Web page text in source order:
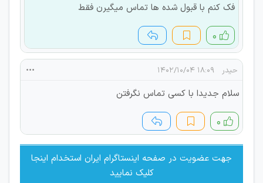
فک کنم با قبول شده ها تماس میگیرن فقط
۰
حیدر ۱۸:۰۹ ۱۴۰۲/۱۰/۰۴
سلام جدیدا با کسی تماس نگرفتن
۰
جهت عضویت در صفحه اینستاگرام ایران استخدام اینجا
کلیک نمایید